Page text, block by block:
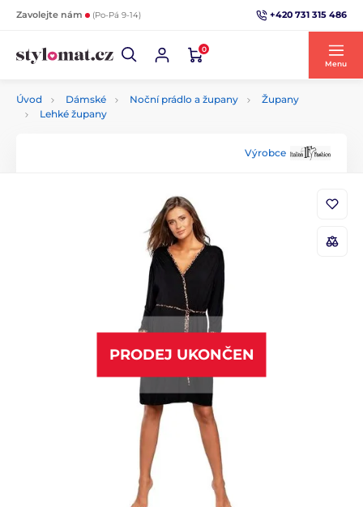
Zavolejte nám (Po-Pá 9-14) +420 731 315 486
0
Menu
Úvod Dámské Noční prádlo a župany
Župany
Lehké župany
Výrobce
PRODEJ UKONČEN